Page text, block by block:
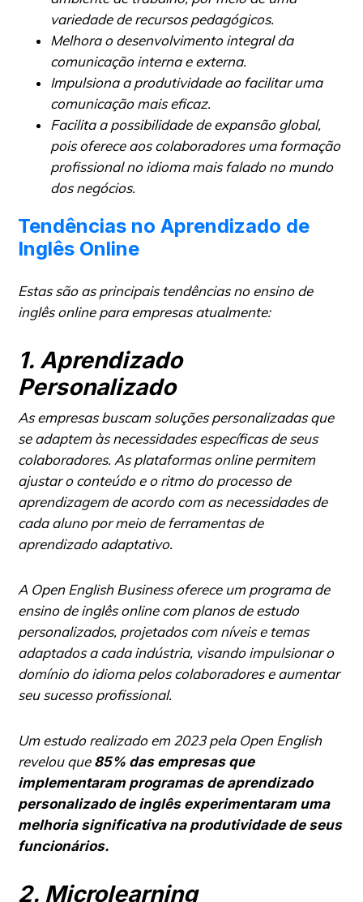
variedade de recursos pedagógicos.
Melhora o desenvolvimento integral da
comunicação interna e externa.
Impulsiona a produtividade ao facilitar uma
comunicação mais eficaz.
Facilita a possibilidade de expansão global,
pois oferece aos colaboradores uma formação
profissional no idioma mais falado no mundo
dos negócios.
Tendências no Aprendizado de
Inglês Online
Estas são as principais tendências no ensino de
inglês online para empresas atualmente:
1. Aprendizado
Personalizado
As empresas buscam soluções personalizadas que
se adaptem às necessidades específicas de seus
colaboradores. As plataformas online permitem
ajustar o conteúdo e o ritmo do processo de
aprendizagem de acordo com as necessidades de
cada aluno por meio de ferramentas de
aprendizado adaptativo.
A Open English Business oferece um programa de
ensino de inglês online com planos de estudo
personalizados, projetados com níveis e temas
adaptados a cada indústria, visando impulsionar o
domínio do idioma pelos colaboradores e aumentar
seu sucesso profissional.
Um estudo realizado em 2023 pela Open English
revelou que 85% das empresas que
implementaram programas de aprendizado
personalizado de inglês experimentaram uma
melhoria significativa na produtividade de seus
funcionários.
2. Microlearning